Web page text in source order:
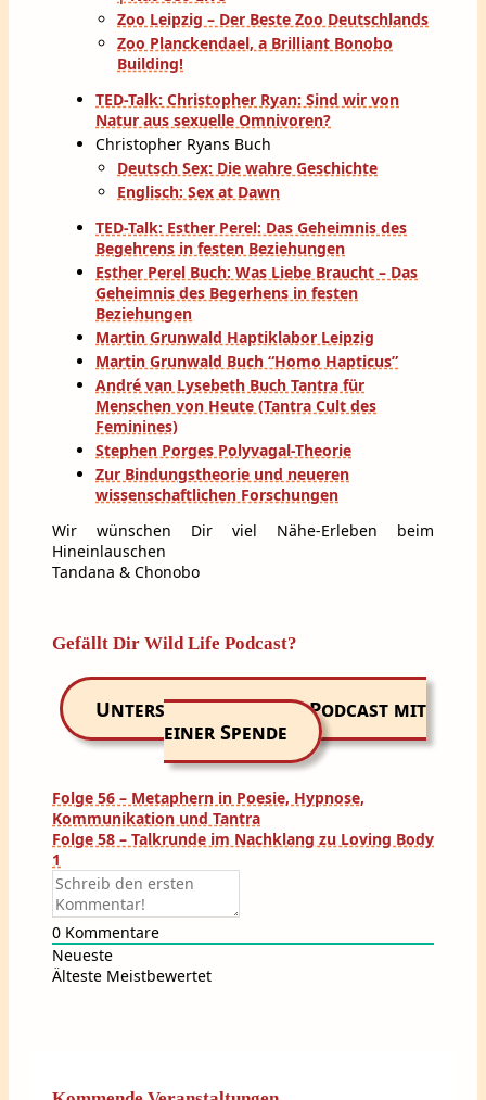
Zoo Leipzig – Der Beste Zoo Deutschlands
Zoo Planckendael, a Brilliant Bonobo
Building!
TED-Talk: Christopher Ryan: Sind wir von
Natur aus sexuelle Omnivoren?
Christopher Ryans Buch
Deutsch Sex: Die wahre Geschichte
Englisch: Sex at Dawn
TED-Talk: Esther Perel: Das Geheimnis des
Begehrens in festen Beziehungen
Esther Perel Buch: Was Liebe Braucht – Das
Geheimnis des Begerhens in festen
Beziehungen
Martin Grunwald Haptiklabor Leipzig
Martin Grunwald Buch “Homo Hapticus”
André van Lysebeth Buch Tantra für
Menschen von Heute (Tantra Cult des
Feminines)
Stephen Porges Polyvagal-Theorie
Zur Bindungstheorie und neueren
wissenschaftlichen Forschungen
Wir wünschen Dir viel Nähe-Erleben beim
Hineinlauschen
Tandana & Chonobo
Gefällt Dir Wild Life Podcast?
Unterstütze unseren Podcast mit
einer Spende
Beitragsnavigation
Folge 56 – Metaphern in Poesie, Hypnose,
Kommunikation und Tantra
Folge 58 – Talkrunde im Nachklang zu Loving Body
1
0 Kommentare
Neueste
Älteste Meistbewertet